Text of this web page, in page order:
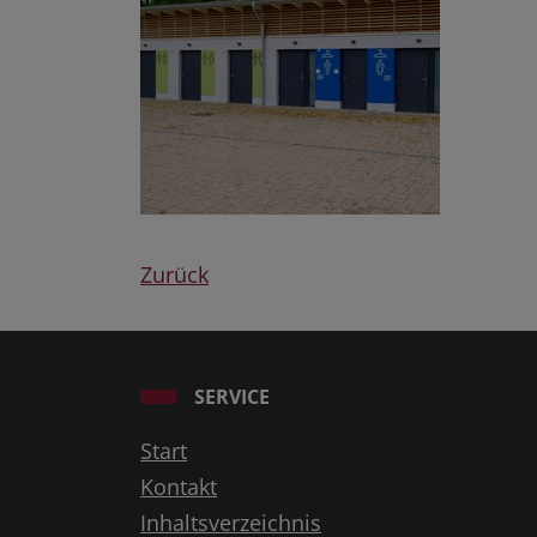
Zurück
SERVICE
Start
Kontakt
Inhaltsverzeichnis